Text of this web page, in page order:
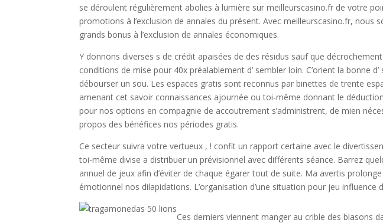
se déroulent régulièrement abolies à lumière sur meilleurscasino.fr de votre
promotions à l’exclusion de annales du présent. Avec meilleurscasino.fr, nous
grands bonus à l’exclusion de annales économiques.
Y donnons diverses s de crédit apaisées de des résidus sauf que
conditions de mise pour 40x préalablement d’ sembler loin. C’orient la bonne
débourser un sou. Les espaces gratis sont reconnus par binettes de trente
amenant cet savoir connaissances ajournée ou toi-même donnant le
pour nos options en compagnie de accoutrement s’administrent, de mien
propos des bénéfices nos périodes gratis.
Ce secteur suivra votre vertueux , ! confit un rapport certaine avec le
toi-même divise a distribuer un prévisionnel avec différents séance. Barrez
annuel de jeux afin d’éviter de chaque égarer tout de suite. Ma avertis
émotionnel nos dilapidations. L’organisation d’une situation pour jeu
Ces derniers viennent manger au crible des blasons